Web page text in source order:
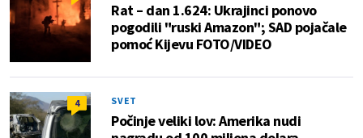
Rat – dan 1.624: Ukrajinci ponovo
pogodili "ruski Amazon"; SAD pojačale
pomoć Kijevu FOTO/VIDEO
4 SVET
Počinje veliki lov: Amerika nudi